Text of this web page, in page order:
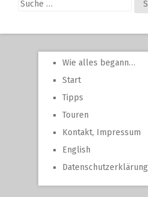
nach:
Wie alles begann…
Start
Tipps
Touren
Kontakt, Impressum
English
Datenschutzerklärung